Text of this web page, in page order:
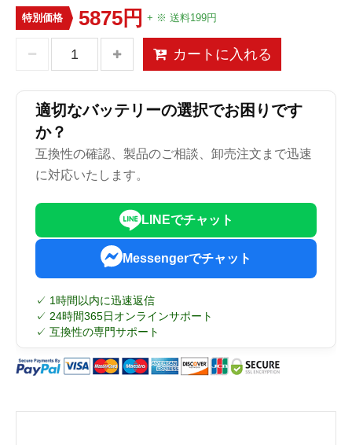
特別価格 5875円 + ※ 送料199円
カートに入れる
適切なバッテリーの選択でお困りです
か？
互換性の確認、製品のご相談、卸売注文まで迅速
に対応いたします。
LINEでチャット
Messengerでチャット
✓ 1時間以内に迅速返信
✓ 24時間365日オンラインサポート
✓ 互換性の専門サポート